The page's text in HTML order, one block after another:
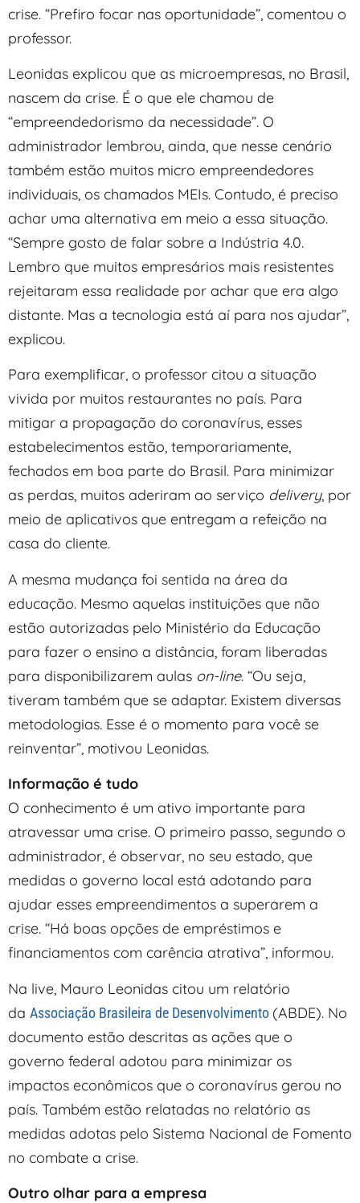
crise. “Prefiro focar nas oportunidade”, comentou o
professor.
Leonidas explicou que as microempresas, no Brasil,
nascem da crise. É o que ele chamou de
“empreendedorismo da necessidade”. O
administrador lembrou, ainda, que nesse cenário
também estão muitos micro empreendedores
individuais, os chamados MEIs. Contudo, é preciso
achar uma alternativa em meio a essa situação.
“Sempre gosto de falar sobre a Indústria 4.0.
Lembro que muitos empresários mais resistentes
rejeitaram essa realidade por achar que era algo
distante. Mas a tecnologia está aí para nos ajudar”,
explicou.
Para exemplificar, o professor citou a situação
vivida por muitos restaurantes no país. Para
mitigar a propagação do coronavírus, esses
estabelecimentos estão, temporariamente,
fechados em boa parte do Brasil. Para minimizar
as perdas, muitos aderiram ao serviço delivery, por
meio de aplicativos que entregam a refeição na
casa do cliente.
A mesma mudança foi sentida na área da
educação. Mesmo aquelas instituições que não
estão autorizadas pelo Ministério da Educação
para fazer o ensino a distância, foram liberadas
para disponibilizarem aulas on-line. “Ou seja,
tiveram também que se adaptar. Existem diversas
metodologias. Esse é o momento para você se
reinventar”, motivou Leonidas.
Informação é tudo
O conhecimento é um ativo importante para
atravessar uma crise. O primeiro passo, segundo o
administrador, é observar, no seu estado, que
medidas o governo local está adotando para
ajudar esses empreendimentos a superarem a
crise. “Há boas opções de empréstimos e
financiamentos com carência atrativa”, informou.
Na live, Mauro Leonidas citou um relatório
da Associação Brasileira de Desenvolvimento (ABDE). No
documento estão descritas as ações que o
governo federal adotou para minimizar os
impactos econômicos que o coronavírus gerou no
país. Também estão relatadas no relatório as
medidas adotas pelo Sistema Nacional de Fomento
no combate a crise.
Outro olhar para a empresa